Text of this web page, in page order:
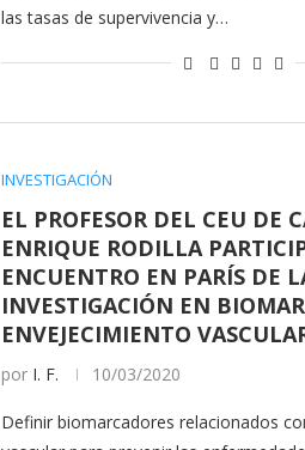
las tasas de supervivencia y…
INVESTIGACIÓN
EL PROFESOR DEL CEU DE
ENRIQUE RODILLA
ENCUENTRO EN PARÍS DE
INVESTIGACIÓN EN
ENVEJECIMIENTO
por I. F. 10/03/2020
Definir biomarcadores relacionados